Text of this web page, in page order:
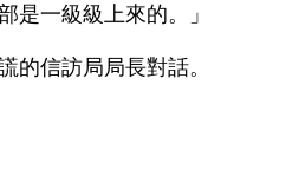
是一級級上來的。」
的信訪局局長對話。